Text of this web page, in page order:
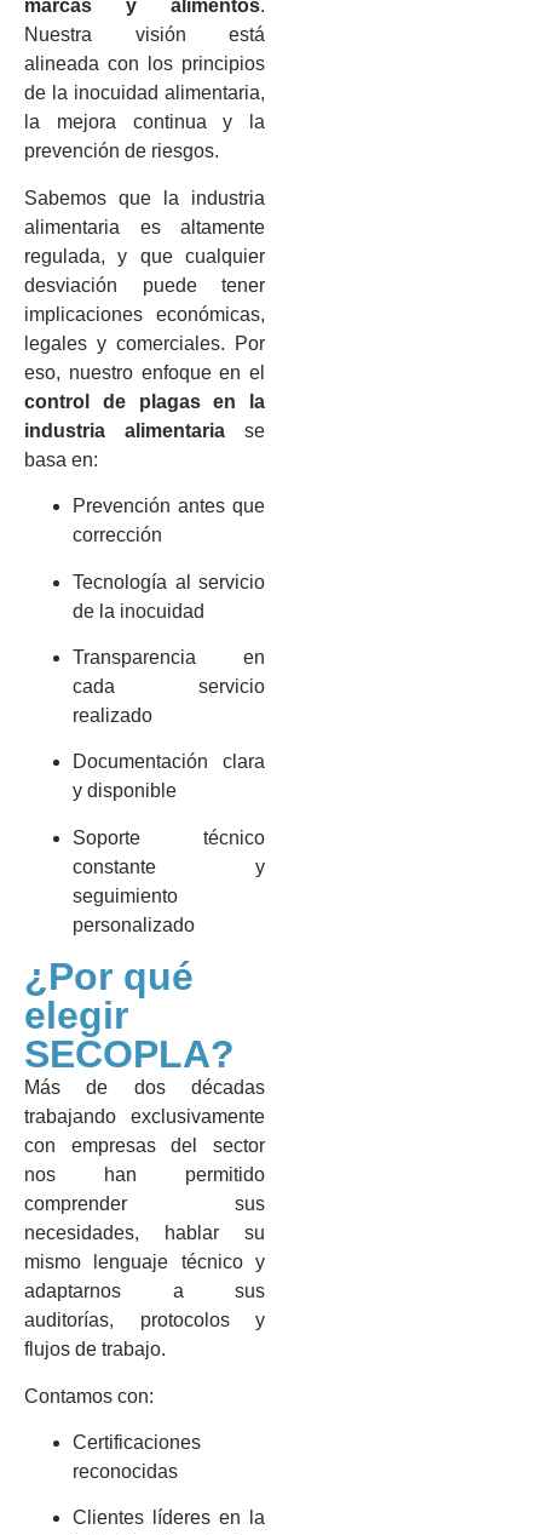
marcas y alimentos.
Nuestra visión está
alineada con los principios
de la inocuidad alimentaria,
la mejora continua y la
prevención de riesgos.
Sabemos que la industria
alimentaria es altamente
regulada, y que cualquier
desviación puede tener
implicaciones económicas,
legales y comerciales. Por
eso, nuestro enfoque en el
control de plagas en la
industria alimentaria se
basa en:
Prevención antes que
corrección
Tecnología al servicio
de la inocuidad
Transparencia en
cada servicio
realizado
Documentación clara
y disponible
Soporte técnico
constante y
seguimiento
personalizado
¿Por qué
elegir
SECOPLA?
Más de dos décadas
trabajando exclusivamente
con empresas del sector
nos han permitido
comprender sus
necesidades, hablar su
mismo lenguaje técnico y
adaptarnos a sus
auditorías, protocolos y
flujos de trabajo.
Contamos con:
Certificaciones
reconocidas
Clientes líderes en la